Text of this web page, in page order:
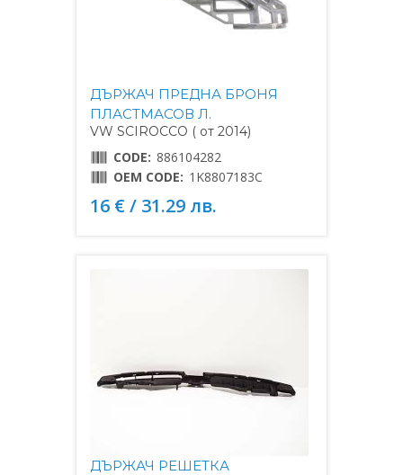
ДЪРЖАЧ ПРЕДНА БРОНЯ
ПЛАСТМАСОВ Л.
VW SCIROCCO ( от 2014)
CODE: 886104282
OEM CODE: 1K8807183C
16 € / 31.29 лв.
ДЪРЖАЧ РЕШЕТКА